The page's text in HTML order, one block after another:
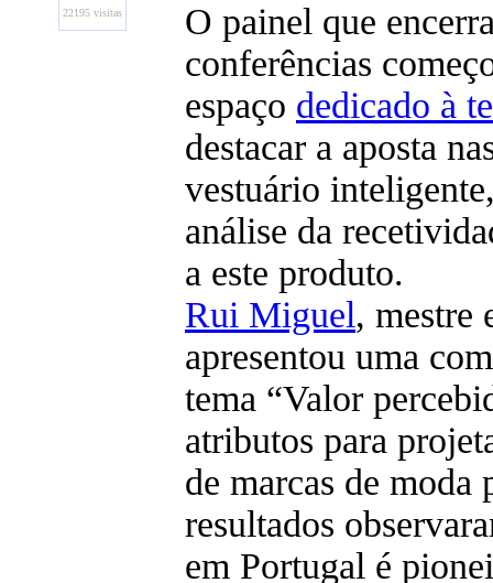
22195 visitas
O painel que
conferências
espaço dedicado à
destacar a aposta
vestuário
análise da
a este produto.
Rui Miguel, mestre
apresentou uma
tema “Valor
atributos para
de marcas de moda
resultados
em Portugal é